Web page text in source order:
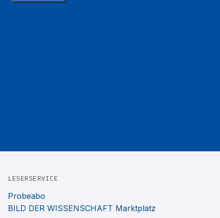
LESERSERVICE
Probeabo
BILD DER WISSENSCHAFT Marktplatz